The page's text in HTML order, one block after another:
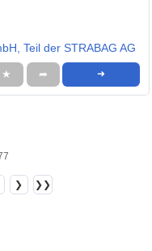
Teil der STRABAG AG
★ ➦ ➜
❯ ❯❯